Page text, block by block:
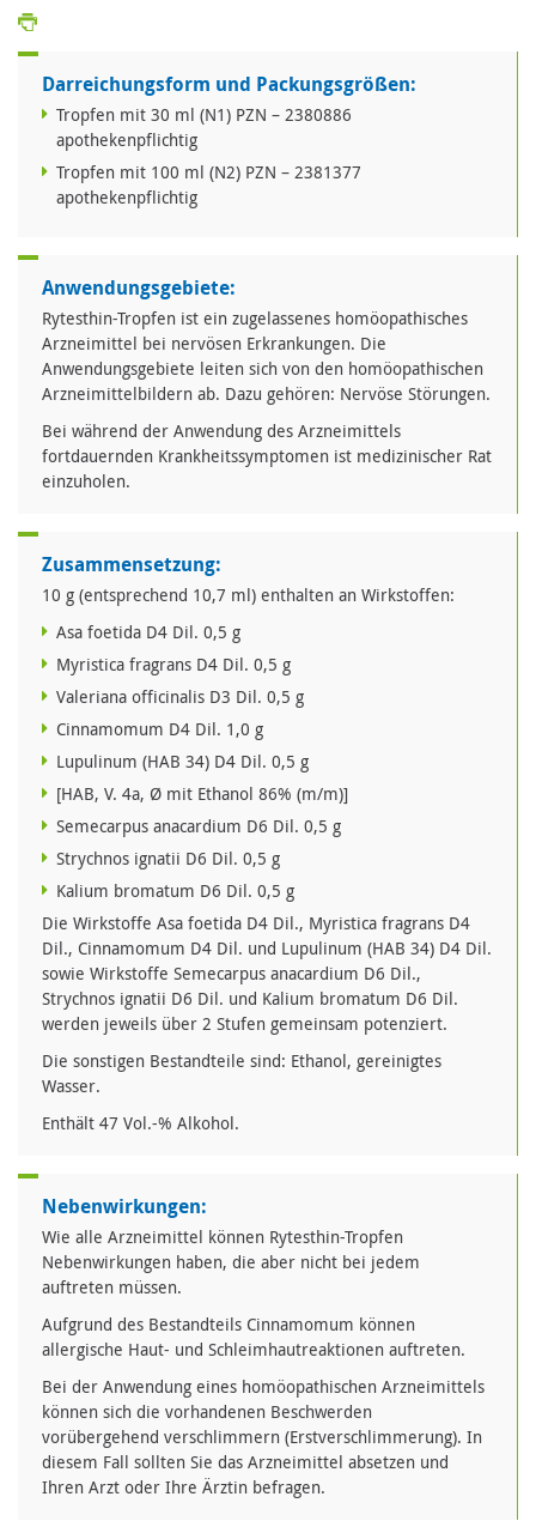
Darreichungsform und Packungsgrößen:
Tropfen mit 30 ml (N1) PZN – 2380886
apothekenpflichtig
Tropfen mit 100 ml (N2) PZN – 2381377
apothekenpflichtig
Anwendungsgebiete:
Rytesthin-Tropfen ist ein zugelassenes homöopathisches
Arzneimittel bei nervösen Erkrankungen. Die
Anwendungsgebiete leiten sich von den homöopathischen
Arzneimittelbildern ab. Dazu gehören: Nervöse Störungen.
Bei während der Anwendung des Arzneimittels
fortdauernden Krankheitssymptomen ist medizinischer Rat
einzuholen.
Zusammensetzung:
10 g (entsprechend 10,7 ml) enthalten an Wirkstoffen:
Asa foetida D4 Dil. 0,5 g
Myristica fragrans D4 Dil. 0,5 g
Valeriana officinalis D3 Dil. 0,5 g
Cinnamomum D4 Dil. 1,0 g
Lupulinum (HAB 34) D4 Dil. 0,5 g
[HAB, V. 4a, Ø mit Ethanol 86% (m/m)]
Semecarpus anacardium D6 Dil. 0,5 g
Strychnos ignatii D6 Dil. 0,5 g
Kalium bromatum D6 Dil. 0,5 g
Die Wirkstoffe Asa foetida D4 Dil., Myristica fragrans D4
Dil., Cinnamomum D4 Dil. und Lupulinum (HAB 34) D4 Dil.
sowie Wirkstoffe Semecarpus anacardium D6 Dil.,
Strychnos ignatii D6 Dil. und Kalium bromatum D6 Dil.
werden jeweils über 2 Stufen gemeinsam potenziert.
Die sonstigen Bestandteile sind: Ethanol, gereinigtes
Wasser.
Enthält 47 Vol.-% Alkohol.
Nebenwirkungen:
Wie alle Arzneimittel können Rytesthin-Tropfen
Nebenwirkungen haben, die aber nicht bei jedem
auftreten müssen.
Aufgrund des Bestandteils Cinnamomum können
allergische Haut- und Schleimhautreaktionen auftreten.
Bei der Anwendung eines homöopathischen Arzneimittels
können sich die vorhandenen Beschwerden
vorübergehend verschlimmern (Erstverschlimmerung). In
diesem Fall sollten Sie das Arzneimittel absetzen und
Ihren Arzt oder Ihre Ärztin befragen.